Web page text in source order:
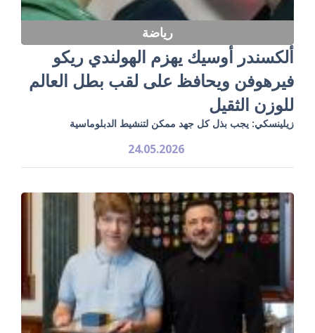
رياضة
ألكسندر أوسيك يهزم الهولندي ريكو
فيرهوفن ويحافظ على لقب بطل العالم
للوزن الثقيل
زيلينسكي: يجب بذل كل جهد ممكن لتنشيط الدبلوماسية
24.05.2026